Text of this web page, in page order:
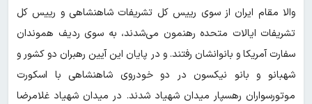
والا مقام ایران از سوی رییس کل تشریفات شاهنشاهی و رییس کل
تشریفات ایالات متحده رهنمون می‌شدند، به سوی ردیف هموندان
سفارت آمریکا و بانوانشان رفتند. و در پایان این آیین رهبران دو کشور و
شهبانو و بانو نیکسون در دو خودروی شاهنشاهی با اسکورت
موتورسواران رهسپار میدان شهیاد شدند. در میدان شهیاد غلامرضا